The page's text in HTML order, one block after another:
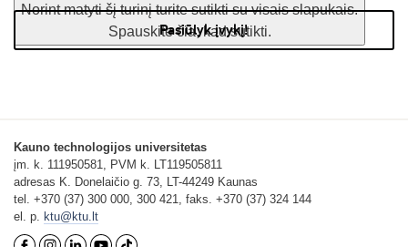
Norint matyti šį turinį turite sutikti su visais slapukais.
Spauskite čia, kad sutikti.
Pasiūlyk įvykį!
Kauno technologijos universitetas
įm. k. 111950581, PVM k. LT119505811
adresas K. Donelaičio g. 73, LT-44249 Kaunas
tel. +370 (37) 300 000, 300 421, faks. +370 (37) 324 144
el. p. ktu@ktu.lt